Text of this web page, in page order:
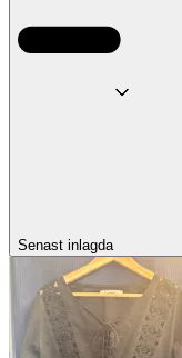
Senast inlagda